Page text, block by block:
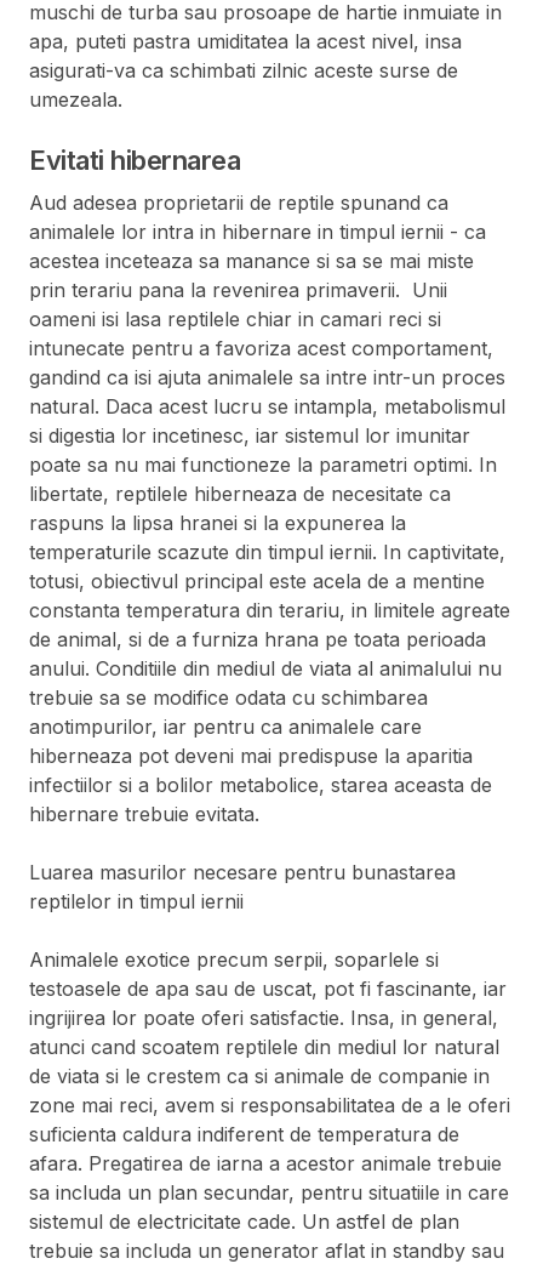
muschi de turba sau prosoape de hartie inmuiate in
apa, puteti pastra umiditatea la acest nivel, insa
asigurati-va ca schimbati zilnic aceste surse de
umezeala.
Evitati hibernarea
Aud adesea proprietarii de reptile spunand ca
animalele lor intra in hibernare in timpul iernii - ca
acestea inceteaza sa manance si sa se mai miste
prin terariu pana la revenirea primaverii. Unii
oameni isi lasa reptilele chiar in camari reci si
intunecate pentru a favoriza acest comportament,
gandind ca isi ajuta animalele sa intre intr-un proces
natural. Daca acest lucru se intampla, metabolismul
si digestia lor incetinesc, iar sistemul lor imunitar
poate sa nu mai functioneze la parametri optimi. In
libertate, reptilele hiberneaza de necesitate ca
raspuns la lipsa hranei si la expunerea la
temperaturile scazute din timpul iernii. In captivitate,
totusi, obiectivul principal este acela de a mentine
constanta temperatura din terariu, in limitele agreate
de animal, si de a furniza hrana pe toata perioada
anului. Conditiile din mediul de viata al animalului nu
trebuie sa se modifice odata cu schimbarea
anotimpurilor, iar pentru ca animalele care
hiberneaza pot deveni mai predispuse la aparitia
infectiilor si a bolilor metabolice, starea aceasta de
hibernare trebuie evitata.
Luarea masurilor necesare pentru bunastarea
reptilelor in timpul iernii
Animalele exotice precum serpii, soparlele si
testoasele de apa sau de uscat, pot fi fascinante, iar
ingrijirea lor poate oferi satisfactie. Insa, in general,
atunci cand scoatem reptilele din mediul lor natural
de viata si le crestem ca si animale de companie in
zone mai reci, avem si responsabilitatea de a le oferi
suficienta caldura indiferent de temperatura de
afara. Pregatirea de iarna a acestor animale trebuie
sa includa un plan secundar, pentru situatiile in care
sistemul de electricitate cade. Un astfel de plan
trebuie sa includa un generator aflat in standby sau